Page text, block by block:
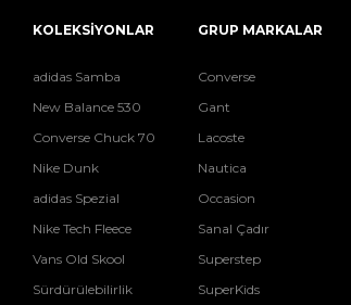
KOLEKSİYONLAR
adidas Samba
New Balance 530
Converse Chuck 70
Nike Dunk
adidas Spezial
Nike Tech Fleece
Vans Old Skool
Sürdürülebilirlik
GRUP MARKALAR
Converse
Gant
Lacoste
Nautica
Occasion
Sanal Çadır
Superstep
SuperKids